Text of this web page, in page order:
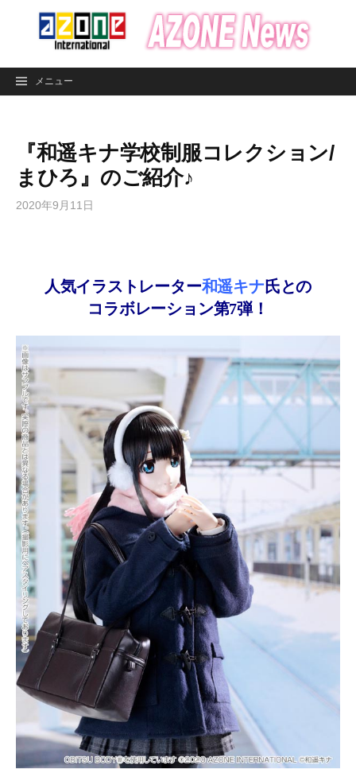
ン
メニュー
『和遥キナ学校制服コレクション/
まひろ』のご紹介♪
2020年9月11日
人気イラストレーター和遥キナ 氏との
コラボレーション第7弾！